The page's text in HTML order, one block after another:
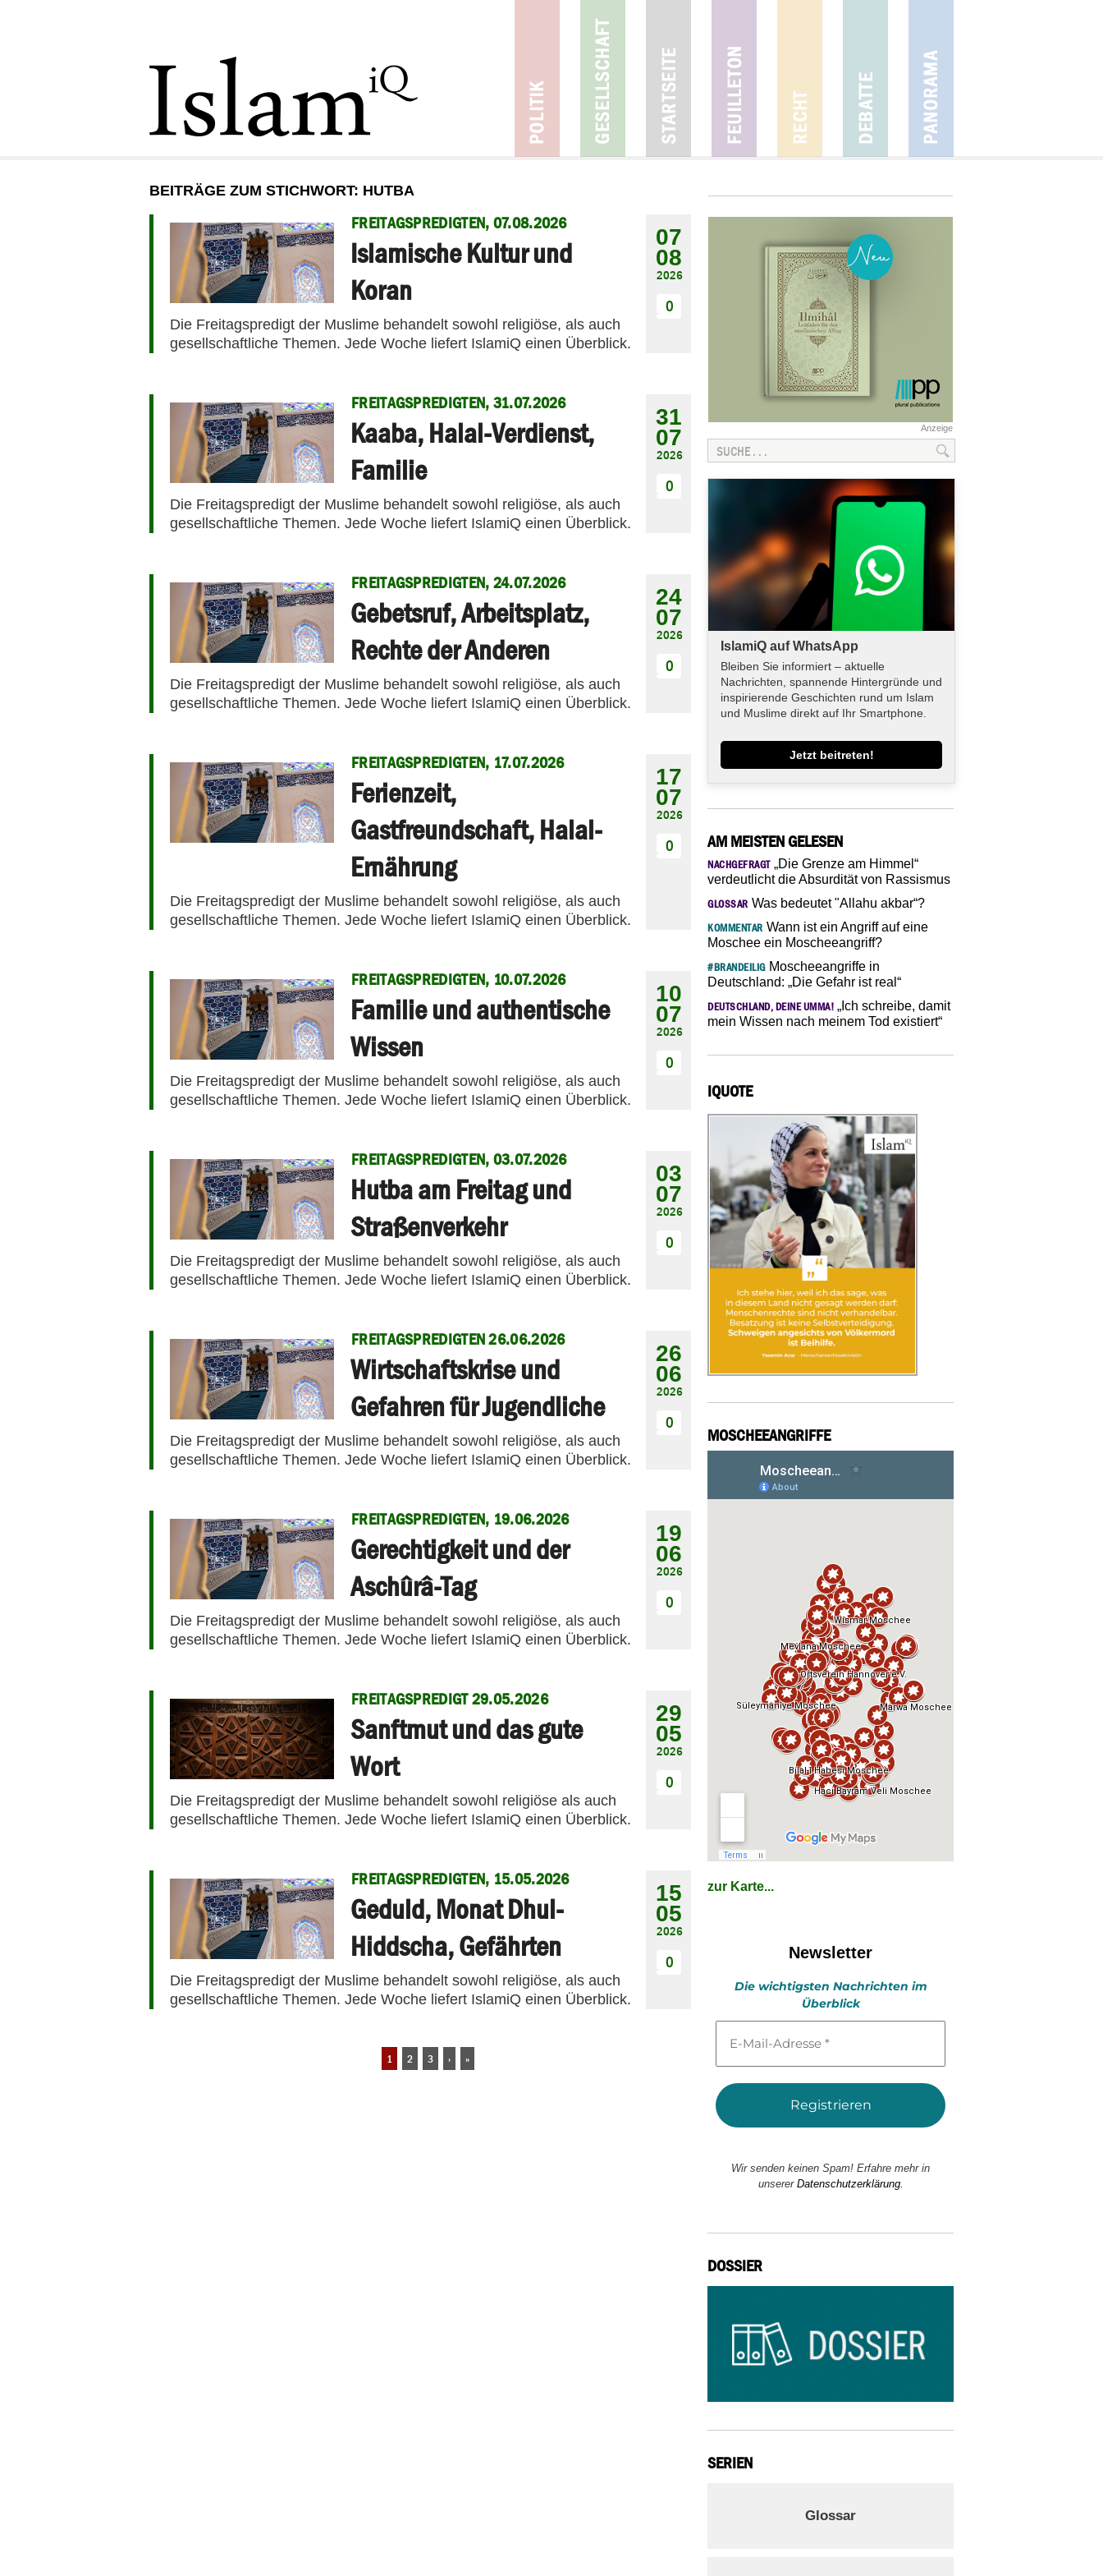
BEITRÄGE ZUM STICHWORT: HUTBA
FREITAGSPREDIGTEN, 07.08.2026
Islamische Kultur und
Koran
Die Freitagspredigt der Muslime behandelt sowohl religiöse, als auch
gesellschaftliche Themen. Jede Woche liefert IslamiQ einen Überblick.
07
08
2026
0
FREITAGSPREDIGTEN, 31.07.2026
Kaaba, Halal-Verdienst,
Familie
Die Freitagspredigt der Muslime behandelt sowohl religiöse, als auch
gesellschaftliche Themen. Jede Woche liefert IslamiQ einen Überblick.
31
07
2026
0
FREITAGSPREDIGTEN, 24.07.2026
Gebetsruf, Arbeitsplatz,
Rechte der Anderen
Die Freitagspredigt der Muslime behandelt sowohl religiöse, als auch
gesellschaftliche Themen. Jede Woche liefert IslamiQ einen Überblick.
24
07
2026
0
FREITAGSPREDIGTEN, 17.07.2026
Ferienzeit,
Gastfreundschaft, Halal-
Ernährung
Die Freitagspredigt der Muslime behandelt sowohl religiöse, als auch
gesellschaftliche Themen. Jede Woche liefert IslamiQ einen Überblick.
17
07
2026
0
FREITAGSPREDIGTEN, 10.07.2026
Familie und authentische
Wissen
Die Freitagspredigt der Muslime behandelt sowohl religiöse, als auch
gesellschaftliche Themen. Jede Woche liefert IslamiQ einen Überblick.
10
07
2026
0
FREITAGSPREDIGTEN, 03.07.2026
Hutba am Freitag und
Straßenverkehr
Die Freitagspredigt der Muslime behandelt sowohl religiöse, als auch
gesellschaftliche Themen. Jede Woche liefert IslamiQ einen Überblick.
03
07
2026
0
FREITAGSPREDIGTEN 26.06.2026
Wirtschaftskrise und
Gefahren für Jugendliche
Die Freitagspredigt der Muslime behandelt sowohl religiöse, als auch
gesellschaftliche Themen. Jede Woche liefert IslamiQ einen Überblick.
26
06
2026
0
FREITAGSPREDIGTEN, 19.06.2026
Gerechtigkeit und der
Aschûrâ-Tag
Die Freitagspredigt der Muslime behandelt sowohl religiöse, als auch
gesellschaftliche Themen. Jede Woche liefert IslamiQ einen Überblick.
19
06
2026
0
FREITAGSPREDIGT 29.05.2026
Sanftmut und das gute
Wort
Die Freitagspredigt der Muslime behandelt sowohl religiöse als auch
gesellschaftliche Themen. Jede Woche liefert IslamiQ einen Überblick.
29
05
2026
0
FREITAGSPREDIGTEN, 15.05.2026
Geduld, Monat Dhul-
Hiddscha, Gefährten
Die Freitagspredigt der Muslime behandelt sowohl religiöse, als auch
gesellschaftliche Themen. Jede Woche liefert IslamiQ einen Überblick.
15
05
2026
0
1 2 3 › »
Anzeige
IslamiQ auf WhatsApp
Bleiben Sie informiert – aktuelle
Nachrichten, spannende Hintergründe und
inspirierende Geschichten rund um Islam
und Muslime direkt auf Ihr Smartphone.
Jetzt beitreten!
AM MEISTEN GELESEN
NACHGEFRAGT„Die Grenze am Himmel“
verdeutlicht die Absurdität von Rassismus
GLOSSAR Was bedeutet "Allahu akbar“?
KOMMENTAR Wann ist ein Angriff auf eine
Moschee ein Moscheeangriff?
#BRANDEILIGMoscheeangriffe in
Deutschland: „Die Gefahr ist real“
DEUTSCHLAND, DEINE UMMA! „Ich schreibe, damit
mein Wissen nach meinem Tod existiert“
IQUOTE
MOSCHEEANGRIFFE
zur Karte...
Newsletter
Die wichtigsten Nachrichten im
Überblick
Mail-
*
Wir senden keinen Spam! Erfahre mehr in
unserer Datenschutzerklärung.
DOSSIER
SERIEN
Glossar